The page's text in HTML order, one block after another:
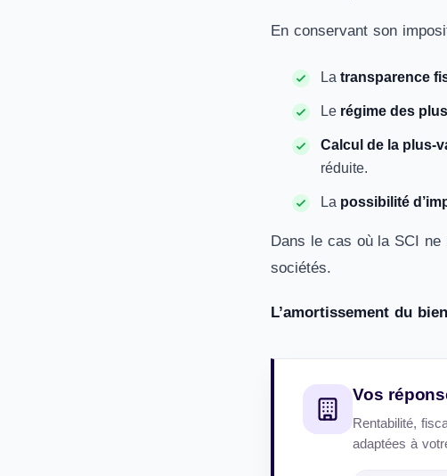
En conservant son
La transparence
Le régime des
Calcul de la plus-
réduite.
La possibilité
Dans le cas où la SCI
sociétés.
L’amortissement du
Vos
Rentabilité,
adaptées à